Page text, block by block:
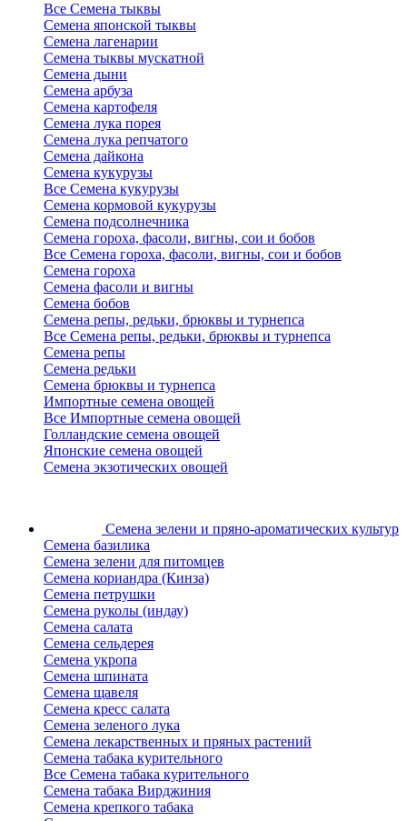
Все Семена тыквы
Семена японской тыквы
Семена лагенарии
Семена тыквы мускатной
Семена дыни
Семена арбуза
Семена картофеля
Семена лука порея
Семена лука репчатого
Семена дайкона
Семена кукурузы
Все Семена кукурузы
Семена кормовой кукурузы
Семена подсолнечника
Семена гороха, фасоли, вигны, сои и бобов
Все Семена гороха, фасоли, вигны, сои и бобов
Семена гороха
Семена фасоли и вигны
Семена бобов
Семена репы, редьки, брюквы и турнепса
Все Семена репы, редьки, брюквы и турнепса
Семена репы
Семена редьки
Семена брюквы и турнепса
Импортные семена овощей
Все Импортные семена овощей
Голландские семена овощей
Японские семена овощей
Семена экзотических овощей
Семена зелени и пряно-ароматических культур
Семена базилика
Семена зелени для питомцев
Семена кориандра (Кинза)
Семена петрушки
Семена руколы (индау)
Семена салата
Семена сельдерея
Семена укропа
Семена шпината
Семена щавеля
Семена кресс салата
Семена зеленого лука
Семена лекарственных и пряных растений
Семена табака курительного
Все Семена табака курительного
Семена табака Вирджиния
Семена крепкого табака